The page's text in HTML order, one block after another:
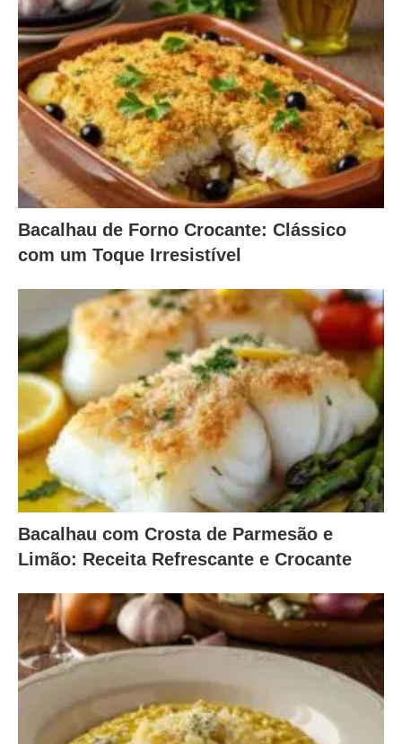
Bacalhau de Forno Crocante: Clássico
com um Toque Irresistível
Bacalhau com Crosta de Parmesão e
Limão: Receita Refrescante e Crocante